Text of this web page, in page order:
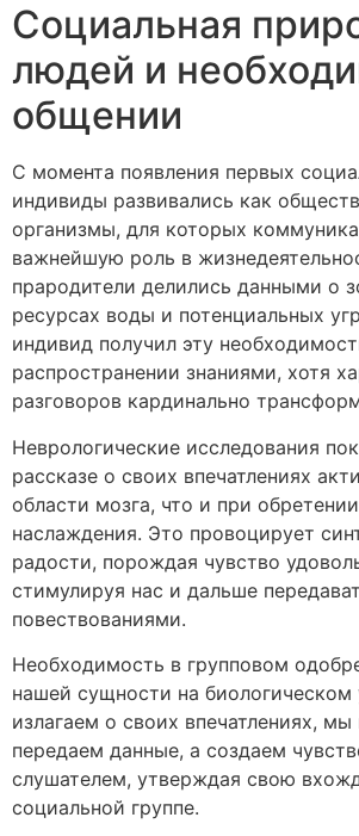
Социальная
людей и
общении
С момента появления первых
индивиды развивались как
организмы, для которых
важнейшую роль в
прародители делились данными о
ресурсах воды и потенциальных
индивид получил эту
распространении знаниями, хотя
разговоров кардинально
Неврологические исследования
рассказе о своих впечатлениях
области мозга, что и при
наслаждения. Это провоцирует
радости, порождая чувство
стимулируя нас и дальше
повествованиями.
Необходимость в групповом
нашей сущности на биологическом
излагаем о своих впечатлениях, мы
передаем данные, а создаем
слушателем, утверждая свою
социальной группе.